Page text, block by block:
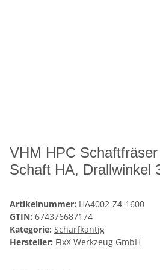
VHM HPC
Schaft HA, Drallwinkel
Artikelnummer: HA4002-Z4-1600
GTIN: 674376687174
Kategorie: Scharfkantig
Hersteller: FixX Werkzeug GmbH